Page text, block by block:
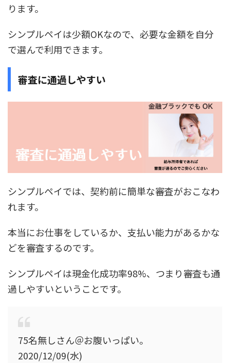
ります。
シンプルペイは少額OKなので、必要な金額を自分
で選んで利用できます。
審査に通過しやすい
シンプルペイでは、契約前に簡単な審査がおこなわ
れます。
本当にお仕事をしているか、支払い能力があるかな
どを審査するのです。
シンプルペイは現金化成功率98%、つまり審査も通
過しやすいということです。
75名無しさん＠お腹いっぱい。
2020/12/09(水)